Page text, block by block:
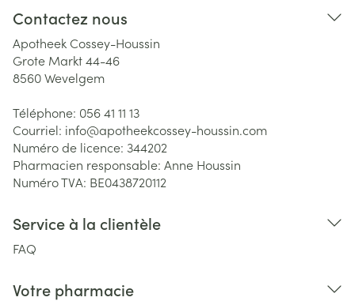
Contactez nous
Apotheek Cossey-Houssin
Grote Markt 44-46
8560Wevelgem
Téléphone: 056 41 11 13
Courriel: info@apotheekcossey-houssin.com
Numéro de licence: 344202
Pharmacien responsable: Anne Houssin
Numéro TVA: BE0438720112
Service à la clientèle
FAQ
Votre pharmacie